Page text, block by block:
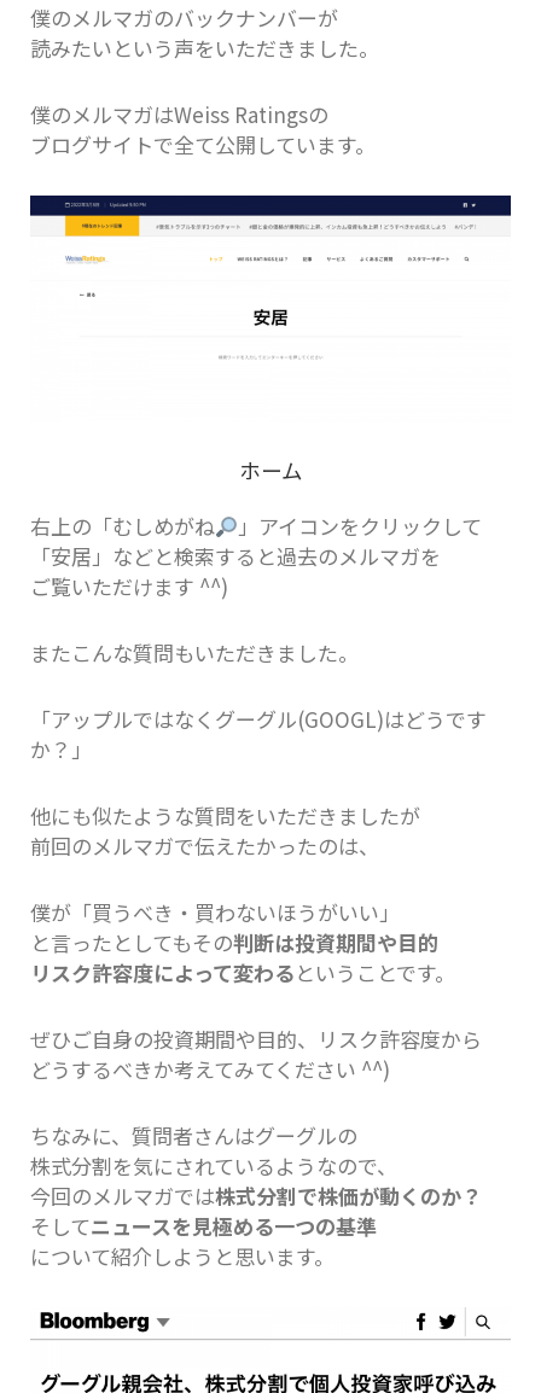
僕のメルマガのバックナンバーが
読みたいという声をいただきました。
僕のメルマガはWeiss Ratingsの
ブログサイトで全て公開しています。
ホーム
右上の「むしめがね
」アイコンをクリックして
「安居」などと検索すると過去のメルマガを
ご覧いただけます ^^)
またこんな質問もいただきました。
「アップルではなくグーグル(GOOGL)はどうです
か？」
他にも似たような質問をいただきましたが
前回のメルマガで伝えたかったのは、
僕が「買うべき・買わないほうがいい」
と言ったとしてもその判断は投資期間や目的
リスク許容度によって変わるということです。
ぜひご自身の投資期間や目的、リスク許容度から
どうするべきか考えてみてください ^^)
ちなみに、質問者さんはグーグルの
株式分割を気にされているようなので、
今回のメルマガでは株式分割で株価が動くのか？
そしてニュースを見極める一つの基準
について紹介しようと思います。